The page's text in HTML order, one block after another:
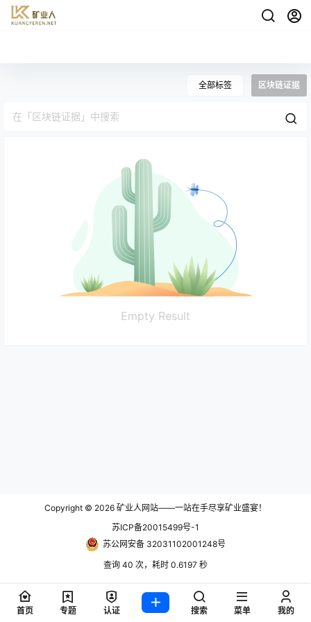
全部标签 区块链证据
Empty Result
Copyright © 2026 矿业人网站——一站在手尽享矿业盛宴！
苏ICP备20015499号-1
苏公网安备 32031102001248号
查询 40 次，耗时 0.6197 秒
首页 专题 认证 搜索 菜单 我的